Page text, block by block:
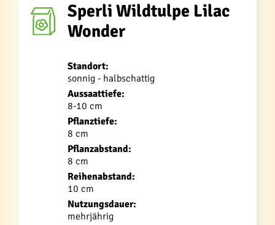
Sperli Wildtulpe Lilac
Wonder
Standort:
sonnig - halbschattig
Aussaattiefe:
8-10 cm
Pflanztiefe:
8 cm
Pflanzabstand:
8 cm
Reihenabstand:
10 cm
Nutzungsdauer:
mehrjährig